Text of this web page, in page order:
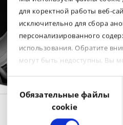
для коректной работы веб-
исключительно для сбора
персонализированного
использования. Обратите
могут быть недоступны. Вы
Выбор
согласия
Обязательные файлы
cookie